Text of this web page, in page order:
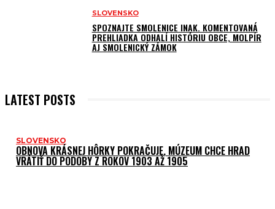
SLOVENSKO
SPOZNAJTE SMOLENICE INAK. KOMENTOVANÁ
PREHLIADKA ODHALÍ HISTÓRIU OBCE, MOLPÍR
AJ SMOLENICKÝ ZÁMOK
LATEST POSTS
SLOVENSKO
OBNOVA KRÁSNEJ HÔRKY POKRAČUJE, MÚZEUM CHCE HRAD
VRÁTIŤ DO PODOBY Z ROKOV 1903 AŽ 1905